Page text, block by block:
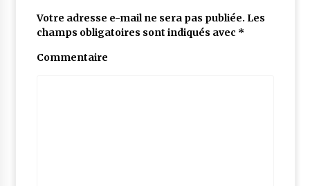
Votre adresse e-mail ne sera pas publiée. Les
champs obligatoires sont indiqués avec *
Commentaire